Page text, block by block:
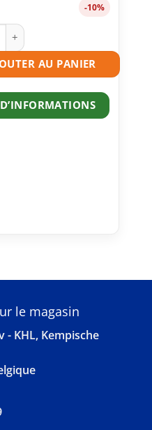
-10%
de Cartouche d'encre
AU PANIER
le magasin
KHL, Kempische